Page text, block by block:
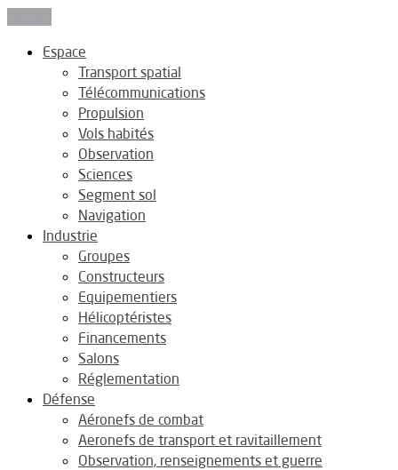
Espace
Transport spatial
Télécommunications
Propulsion
Vols habités
Observation
Sciences
Segment sol
Navigation
Industrie
Groupes
Constructeurs
Equipementiers
Hélicoptéristes
Financements
Salons
Réglementation
Défense
Aéronefs de combat
Aeronefs de transport et ravitaillement
Observation, renseignements et guerre